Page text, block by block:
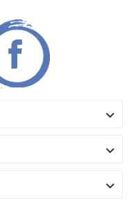


